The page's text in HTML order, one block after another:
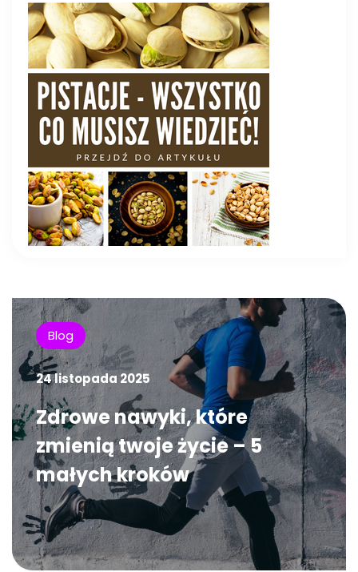
Blog
24 listopada 2025
Zdrowe nawyki, które
zmienią twoje życie – 5
małych kroków